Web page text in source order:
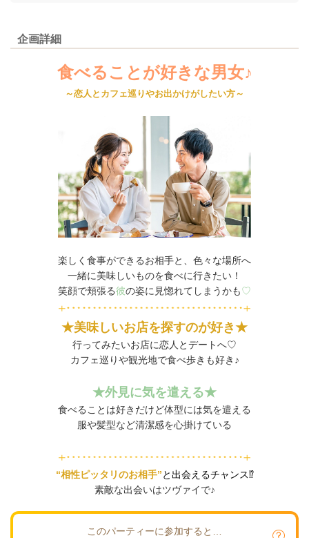
企画詳細
食べることが好きな男女♪
～恋人とカフェ巡りやお出かけがしたい方～
楽しく食事ができるお相手と、色々な場所へ
一緒に美味しいものを食べに行きたい！
笑顔で頬張る彼の姿に見惚れてしまうかも♡
★美味しいお店を探すのが好き★
行ってみたいお店に恋人とデートへ♡
カフェ巡りや観光地で食べ歩きも好き♪
★外見に気を遣える★
食べることは好きだけど体型には気を遣える
服や髪型など清潔感を心掛けている
“相性ピッタリのお相手”と出会えるチャンス⁉
素敵な出会いはツヴァイで♪
このパーティーに参加すると…